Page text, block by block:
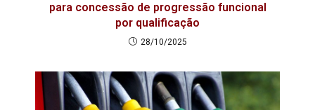
para concessão de progressão funcional
por qualificação
28/10/2025